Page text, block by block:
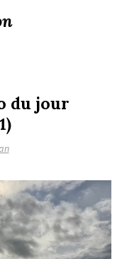
du jour